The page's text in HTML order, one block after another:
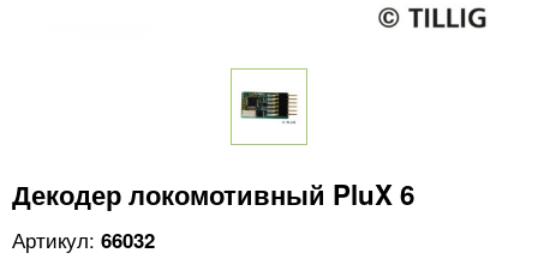
Декодер локомотивный PluX 6
66032